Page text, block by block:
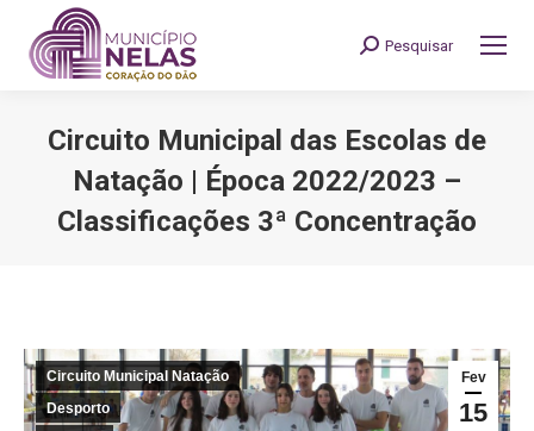
Search:
Pesquisar
Circuito Municipal das Escolas de
Natação | Época 2022/2023 –
Classificações 3ª Concentração
Fev
15
Circuito Municipal Natação
Desporto